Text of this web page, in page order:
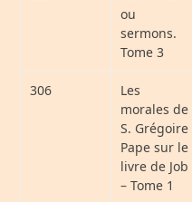
ou
sermons.
Tome 3
306
Les
morales de
S. Grégoire
Pape sur le
livre de Job
– Tome 1